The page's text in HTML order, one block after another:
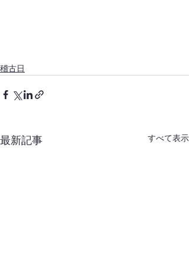
稽古日
最新記事 すべて表示